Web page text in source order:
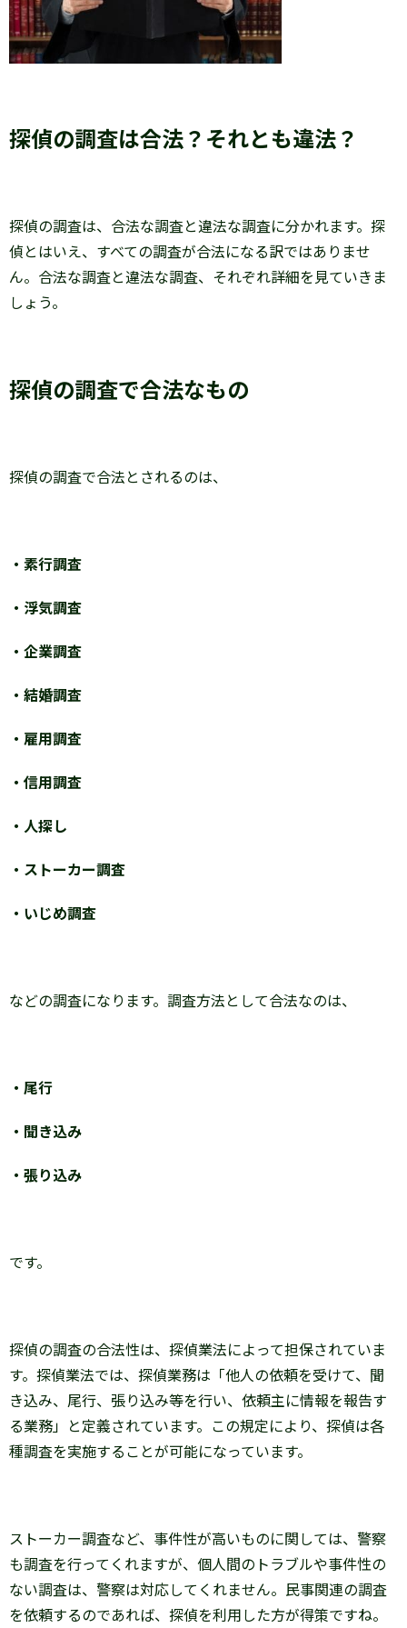
探偵の調査は合法？それとも違法？
探偵の調査は、合法な調査と違法な調査に分かれます。探
偵とはいえ、すべての調査が合法になる訳ではありませ
ん。合法な調査と違法な調査、それぞれ詳細を見ていきま
しょう。
探偵の調査で合法なもの
探偵の調査で合法とされるのは、
・素行調査
・浮気調査
・企業調査
・結婚調査
・雇用調査
・信用調査
・人探し
・ストーカー調査
・いじめ調査
などの調査になります。調査方法として合法なのは、
・尾行
・聞き込み
・張り込み
です。
探偵の調査の合法性は、探偵業法によって担保されていま
す。探偵業法では、探偵業務は「他人の依頼を受けて、聞
き込み、尾行、張り込み等を行い、依頼主に情報を報告す
る業務」と定義されています。この規定により、探偵は各
種調査を実施することが可能になっています。
ストーカー調査など、事件性が高いものに関しては、警察
も調査を行ってくれますが、個人間のトラブルや事件性の
ない調査は、警察は対応してくれません。民事関連の調査
を依頼するのであれば、探偵を利用した方が得策ですね。